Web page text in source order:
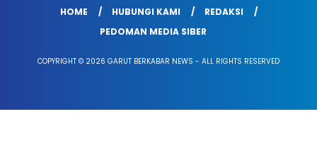
HOME HUBUNGI KAMI
REDAKSI
PEDOMAN MEDIA SIBER
COPYRIGHT © 2026 GARUT BERKABAR NEWS - ALL RIGHTS RESERVED